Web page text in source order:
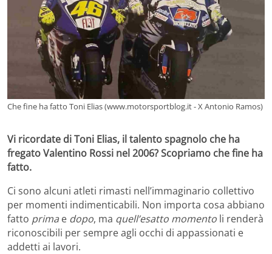
Che fine ha fatto Toni Elias (www.motorsportblog.it - X Antonio Ramos)
Vi ricordate di Toni Elias, il talento spagnolo che ha
fregato Valentino Rossi nel 2006? Scopriamo che fine ha
fatto.
Ci sono alcuni atleti rimasti nell’immaginario collettivo
per momenti indimenticabili. Non importa cosa abbiano
fatto prima e dopo, ma quell’esatto momento li renderà
riconoscibili per sempre agli occhi di appassionati e
addetti ai lavori.